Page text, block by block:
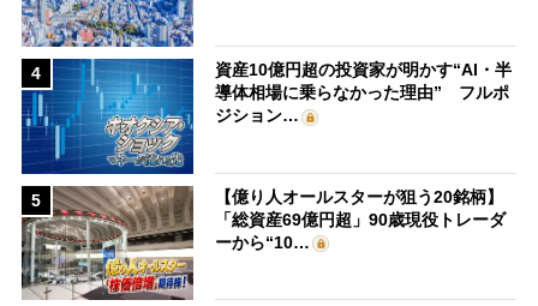
4
資産10億円超の投資家が明かす“AI・半
導体相場に乗らなかった理由” フルポ
ジション…
5
【億り人オールスターが狙う20銘柄】
「総資産69億円超」90歳現役トレーダ
ーから“10…